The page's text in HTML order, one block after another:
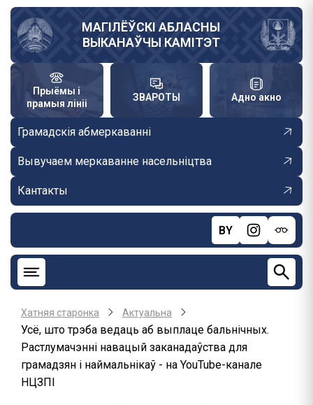
Skip
main
content
МАГІЛЁЎСКІ АБЛАСНЫ
ВЫКАНАЎЧЫ КАМІТЭТ
Прыёмы і
прамыя лініі
ЗВАРОТЫ Адно акно
Грамадскія абмеркаванні
Вывучаем меркаванне насельніцтва
Кантакты
BY
Хатняя старонка Актуальна
Усё, што трэба ведаць аб выплаце бальнічных.
Растлумачэнні навацый заканадаўства для
грамадзян і наймальнікаў - на YouTube-канале
НЦЗПІ